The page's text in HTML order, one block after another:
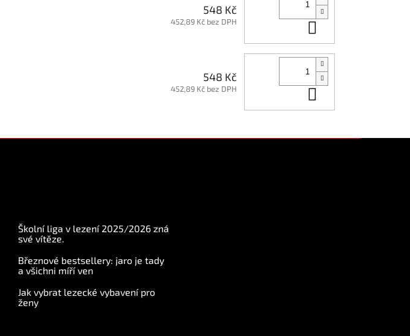
548 Kč
452,89 Kč bez DPH
548 Kč
452,89 Kč bez DPH
Školní liga v lezení 2025/2026 zná
své vítěze.
Březnové bestsellery: jaro je tady
a všichni míří ven
Jak vybrat lezecké vybavení pro
ženy